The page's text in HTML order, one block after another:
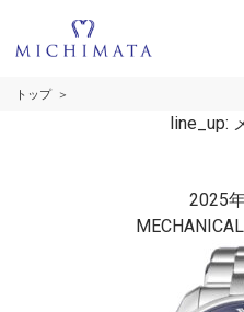
トップ
line_up:
2025